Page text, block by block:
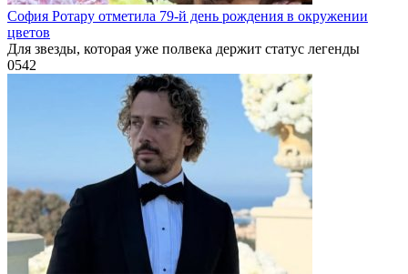
София Ротару отметила 79-й день рождения в окружении
цветов
Для звезды, которая уже полвека держит статус легенды
0542